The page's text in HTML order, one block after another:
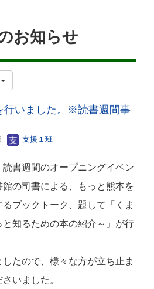
お知らせ
行いました。※読書週間事
支援１班
書週間のオープニングイベン
館の司書による、もっと熊本を
ブックトーク、題して「くま
知るための本の紹介～」が行
たので、様々な方が立ち止ま
いました。